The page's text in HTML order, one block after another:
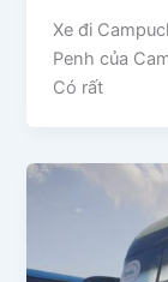
Xe đi
Penh của
Có rất